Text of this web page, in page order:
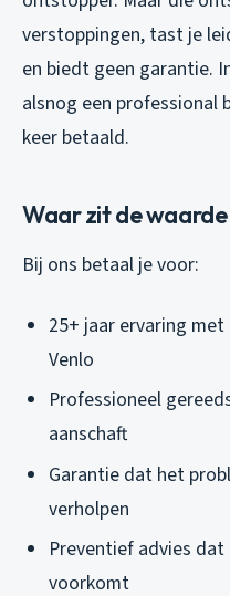
verstoppingen, tast je
en biedt geen garantie.
alsnog een professional
keer betaald.
Waar zit de waarde
Bij ons betaal je voor:
25+ jaar ervaring
Venlo
Professioneel
aanschaft
Garantie dat het
verholpen
Preventief advies
voorkomt